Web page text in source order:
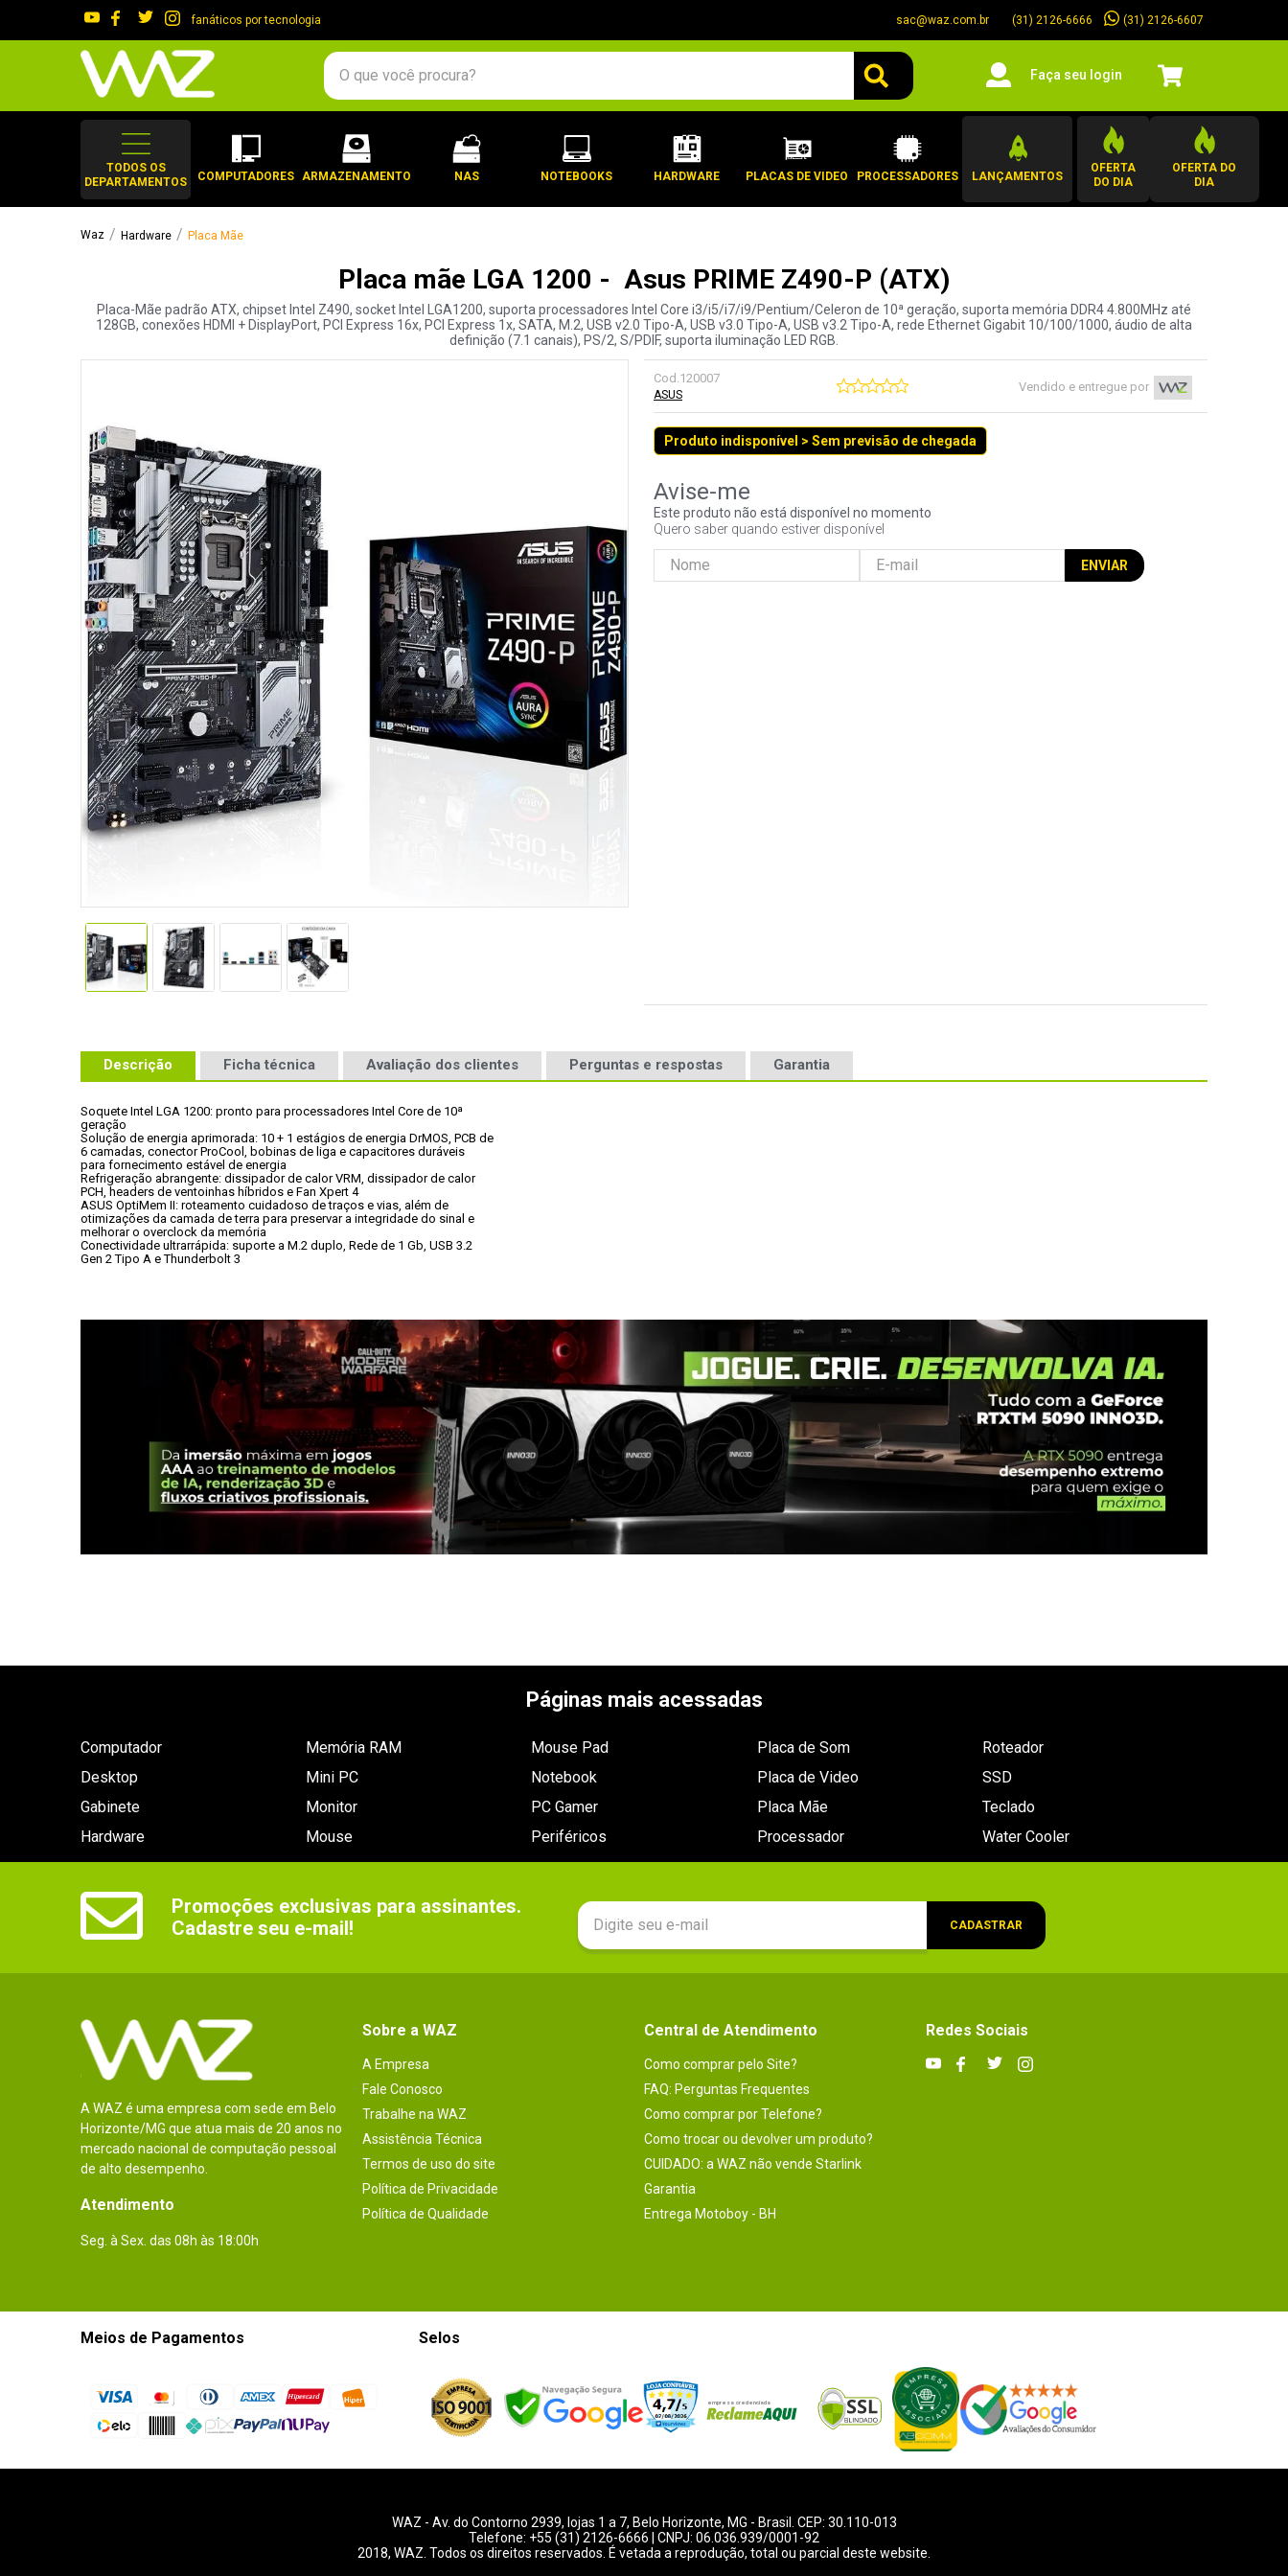
fanáticos por tecnologia sac@waz.com.br (31) 2126-6666 (31) 2126-6607
O que você procura?
Faça seu login
TODOS OS
DEPARTAMENTOS
COMPUTADORES ARMAZENAMENTO NAS NOTEBOOKS HARDWARE PLACAS DE VIDEO PROCESSADORES LANÇAMENTOS
OFERTA
DO DIA
OFERTA DO
DIA
Hardware Placa Mãe
Placa mãe LGA 1200 - Asus PRIME Z490-P (ATX)
Placa-Mãe padrão ATX, chipset Intel Z490, socket Intel LGA1200, suporta processadores Intel Core i3/i5/i7/i9/Pentium/Celeron de 10ª geração, suporta memória DDR4 4.800MHz até
128GB, conexões HDMI + DisplayPort, PCI Express 16x, PCI Express 1x, SATA, M.2, USB v2.0 Tipo-A, USB v3.0 Tipo-A, USB v3.2 Tipo-A, rede Ethernet Gigabit 10/100/1000, áudio de alta
definição (7.1 canais), PS/2, S/PDIF, suporta iluminação LED RGB.
Cod.120007
ASUS
Vendido e entregue por
Produto indisponível > Sem previsão de chegada
Este produto não está disponível no momento
Quero saber quando estiver disponível
ENVIAR
Descrição Ficha técnica Avaliação dos clientes Perguntas e respostas Garantia
Soquete Intel LGA 1200: pronto para processadores Intel Core de 10ª
geração
Solução de energia aprimorada: 10 + 1 estágios de energia DrMOS, PCB de
6 camadas, conector ProCool, bobinas de liga e capacitores duráveis
para fornecimento estável de energia
Refrigeração abrangente: dissipador de calor VRM, dissipador de calor
PCH, headers de ventoinhas híbridos e Fan Xpert 4
ASUS OptiMem II: roteamento cuidadoso de traços e vias, além de
otimizações da camada de terra para preservar a integridade do sinal e
melhorar o overclock da memória
Conectividade ultrarrápida: suporte a M.2 duplo, Rede de 1 Gb, USB 3.2
Gen 2 Tipo A e Thunderbolt 3
Páginas mais acessadas
Computador
Desktop
Gabinete
Hardware
Memória RAM
Mini PC
Monitor
Mouse
Mouse Pad
Notebook
PC Gamer
Periféricos
Placa de Som
Placa de Video
Placa Mãe
Processador
Roteador
SSD
Teclado
Water Cooler
Promoções exclusivas para assinantes.
Cadastre seu e-mail!
CADASTRAR
A WAZ é uma empresa com sede em Belo
Horizonte/MG que atua mais de 20 anos no
mercado nacional de computação pessoal
de alto desempenho.
Atendimento
Seg. à Sex. das 08h às 18:00h
Sobre a WAZ
A Empresa
Fale Conosco
Trabalhe na WAZ
Assistência Técnica
Termos de uso do site
Política de Privacidade
Política de Qualidade
Central de Atendimento
Como comprar pelo Site?
FAQ: Perguntas Frequentes
Como comprar por Telefone?
Como trocar ou devolver um produto?
CUIDADO: a WAZ não vende Starlink
Garantia
Entrega Motoboy - BH
Redes Sociais
Meios de Pagamentos Selos
WAZ - Av. do Contorno 2939, lojas 1 a 7, Belo Horizonte, MG - Brasil. CEP: 30.110-013
Telefone: +55 (31) 2126-6666 | CNPJ: 06.036.939/0001-92
2018, WAZ. Todos os direitos reservados. É vetada a reprodução, total ou parcial deste website.
gabinete
2º
keychron
openbox
6º
mouse